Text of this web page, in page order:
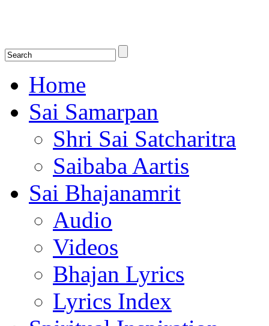
Home
Sai Samarpan
Shri Sai Satcharitra
Saibaba Aartis
Sai Bhajanamrit
Audio
Videos
Bhajan Lyrics
Lyrics Index